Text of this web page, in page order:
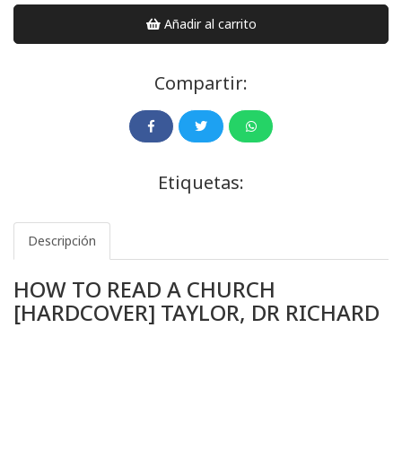
Añadir al carrito
Compartir:
Etiquetas:
Descripción
HOW TO READ A CHURCH
[HARDCOVER] TAYLOR, DR RICHARD